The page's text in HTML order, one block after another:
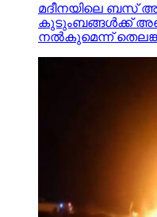
മദീനയിലെ ബസ്
കുടുംബങ്ങള്‍ക്ക്
നല്‍കുമെന്ന്